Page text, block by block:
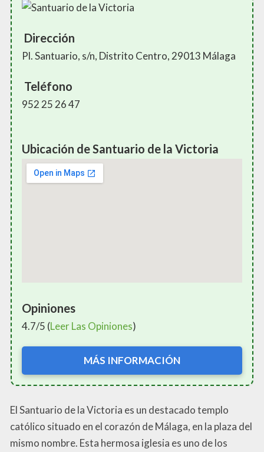
Dirección
Pl. Santuario, s/n, Distrito Centro, 29013 Málaga
Teléfono
952 25 26 47
Ubicación de Santuario de la Victoria
Opiniones
4.7/5 (Leer Las Opiniones)
MÁS INFORMACIÓN
El Santuario de la Victoria es un destacado templo
católico situado en el corazón de Málaga, en la plaza del
mismo nombre. Esta hermosa iglesia es uno de los